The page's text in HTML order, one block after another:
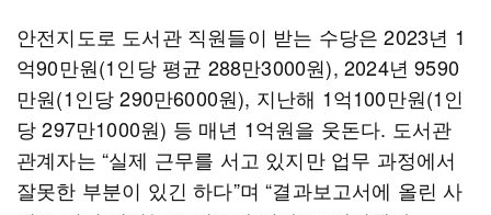
안전지도로 도서관 직원들이 받는 수당은 2023년 1
억90만원(1인당 평균 288만3000원), 2024년 9590
만원(1인당 290만6000원), 지난해 1억100만원(1인
당 297만1000원) 등 매년 1억원을 웃돈다. 도서관
관계자는 “실제 근무를 서고 있지만 업무 과정에서
잘못한 부분이 있긴 하다”며 “결과보고서에 올린 사